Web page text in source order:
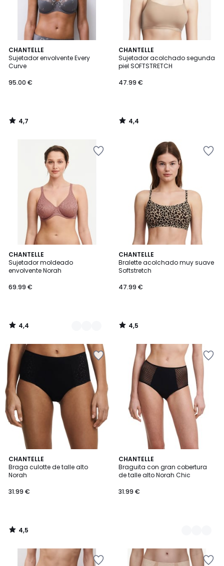
CHANTELLE
Sujetador envolvente Every
Curve
95.00 €
4,7
/ 5
4,7
/
CHANTELLE
Sujetador acolchado segunda
piel SOFTSTRETCH
47.99 €
4,4
/ 5
4,4
/
CHANTELLE
Sujetador moldeado
envolvente Norah
69.99 €
4,4
/ 5
3
Colores
4,4
/
CHANTELLE
Bralette acolchado muy suave
Softstretch
47.99 €
4,5
/ 5
4,5
/
CHANTELLE
Braga culotte de talle alto
Norah
31.99 €
4,5
/ 5
4,5
/
CHANTELLE
Braguita con gran cobertura
de talle alto Norah Chic
31.99 €
2
Colores